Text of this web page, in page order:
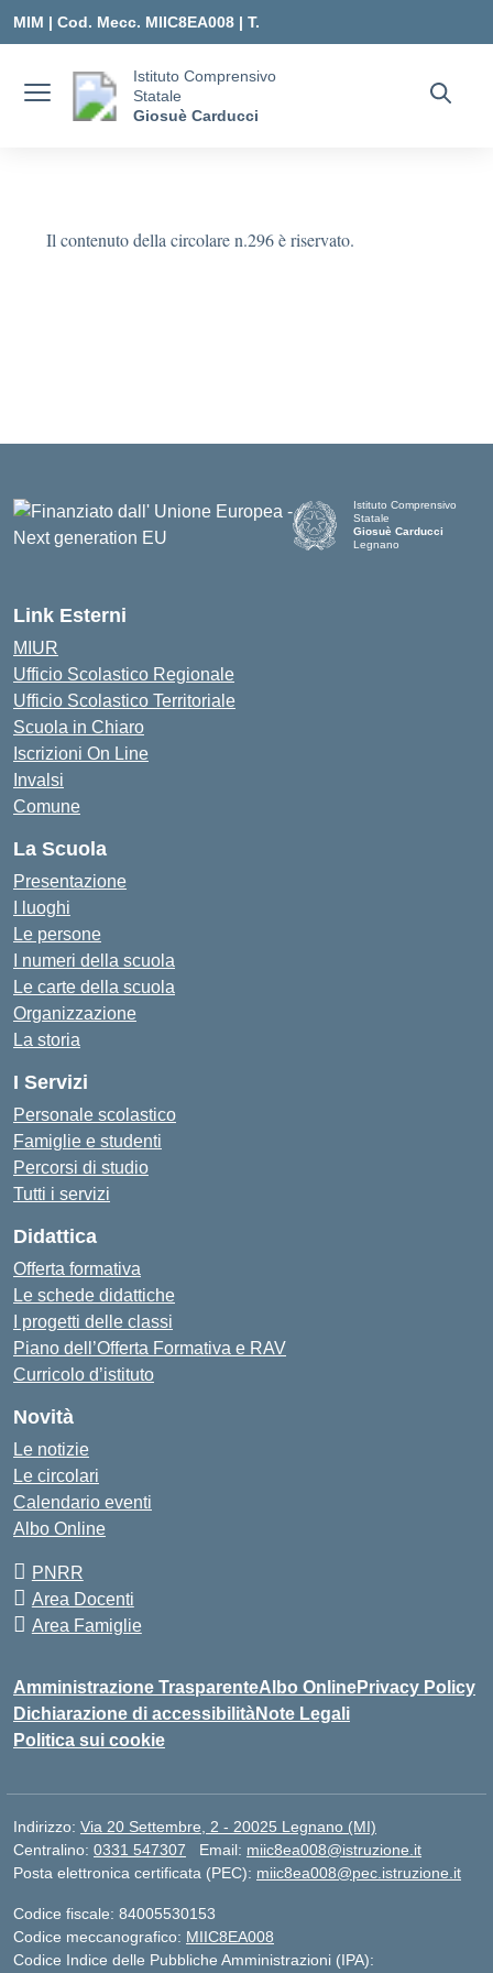
MIM | Cod. Mecc. MIIC8EA008 | T.
MIIC8EA008@ISTRUZIONE.IT
Istituto Comprensivo
Statale
Giosuè Carducci
Il contenuto della circolare n.296 è riservato.
Istituto Comprensivo
Statale
Giosuè Carducci
Legnano
Link Esterni
MIUR
Ufficio Scolastico Regionale
Ufficio Scolastico Territoriale
Scuola in Chiaro
Iscrizioni On Line
Invalsi
Comune
La Scuola
Presentazione
I luoghi
Le persone
I numeri della scuola
Le carte della scuola
Organizzazione
La storia
I Servizi
Personale scolastico
Famiglie e studenti
Percorsi di studio
Tutti i servizi
Didattica
Offerta formativa
Le schede didattiche
I progetti delle classi
Piano dell’Offerta Formativa e RAV
Curricolo d’istituto
Novità
Le notizie
Le circolari
Calendario eventi
Albo Online
PNRR
Area Docenti
Area Famiglie
Amministrazione TrasparenteAlbo OnlinePrivacy Policy
Dichiarazione di accessibilitàNote Legali
Politica sui cookie
Indirizzo: Via 20 Settembre, 2 - 20025 Legnano (MI)
Centralino: 0331 547307 Email: miic8ea008@istruzione.it
Posta elettronica certificata (PEC): miic8ea008@pec.istruzione.it
Codice fiscale: 84005530153
Codice meccanografico: MIIC8EA008
Codice Indice delle Pubbliche Amministrazioni (IPA):